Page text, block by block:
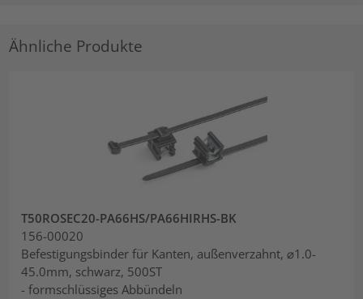
Ähnliche Produkte
T50ROSEC20-PA66HS/PA66HIRHS-BK
156-00020
Befestigungsbinder für Kanten, außenverzahnt, ⌀1.0-
45.0mm, schwarz, 500ST
- formschlüssiges Abbündeln